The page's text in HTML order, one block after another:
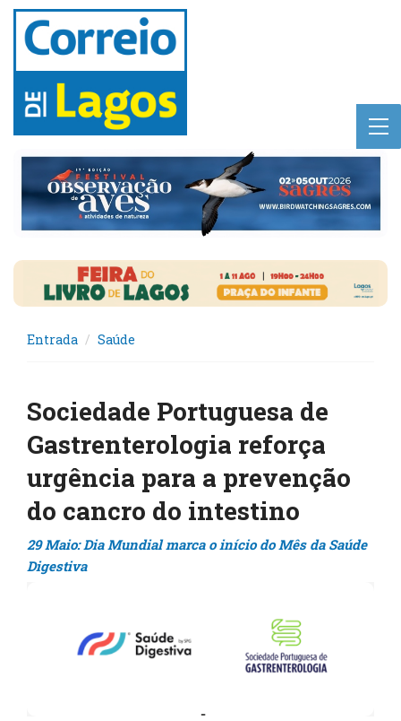
Entrada Saúde
Sociedade Portuguesa de
Gastrenterologia reforça
urgência para a prevenção
do cancro do intestino
29 Maio: Dia Mundial marca o início do Mês da Saúde
Digestiva